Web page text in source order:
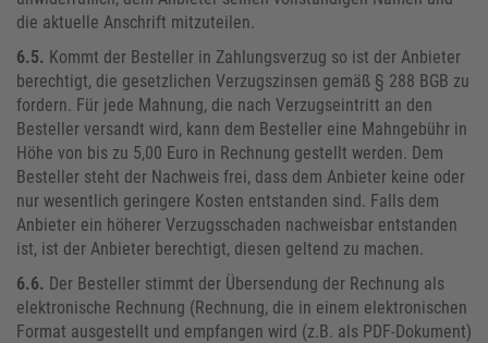
die aktuelle Anschrift mitzuteilen.
6.5. Kommt der Besteller in Zahlungsverzug so ist der Anbieter
berechtigt, die gesetzlichen Verzugszinsen gemäß § 288 BGB zu
fordern. Für jede Mahnung, die nach Verzugseintritt an den
Besteller versandt wird, kann dem Besteller eine Mahngebühr in
Höhe von bis zu 5,00 Euro in Rechnung gestellt werden. Dem
Besteller steht der Nachweis frei, dass dem Anbieter keine oder
nur wesentlich geringere Kosten entstanden sind. Falls dem
Anbieter ein höherer Verzugsschaden nachweisbar entstanden
ist, ist der Anbieter berechtigt, diesen geltend zu machen.
6.6. Der Besteller stimmt der Übersendung der Rechnung als
elektronische Rechnung (Rechnung, die in einem elektronischen
Format ausgestellt und empfangen wird (z.B. als PDF-Dokument)